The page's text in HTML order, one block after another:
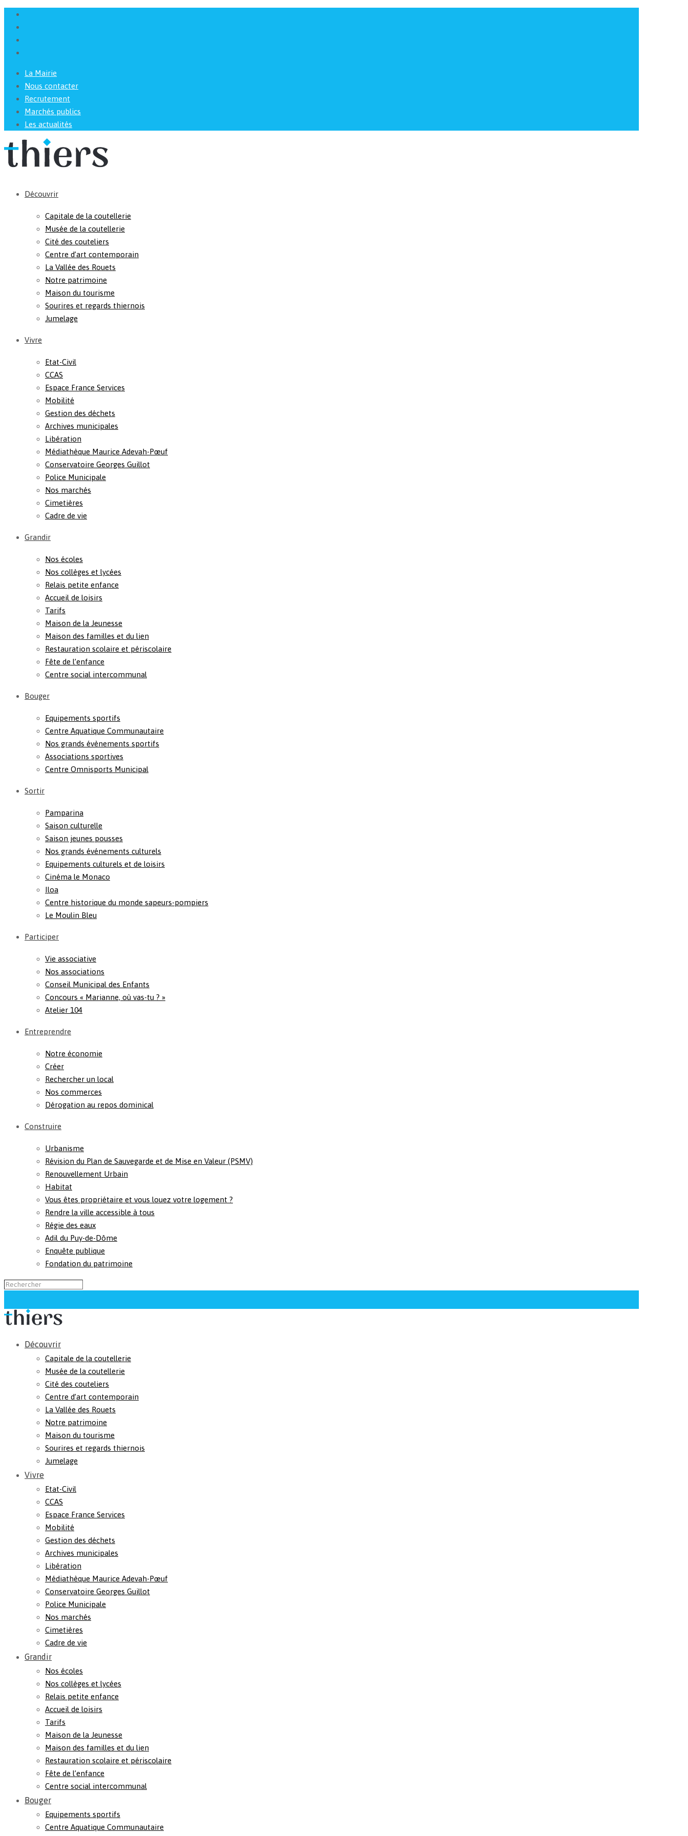
La Mairie
Nous contacter
Recrutement
Marchés publics
Les actualités
Découvrir
Capitale de la coutellerie
Musée de la coutellerie
Cité des couteliers
Centre d’art contemporain
La Vallée des Rouets
Notre patrimoine
Maison du tourisme
Sourires et regards thiernois
Jumelage
Vivre
Etat-Civil
CCAS
Espace France Services
Mobilité
Gestion des déchets
Archives municipales
Libération
Médiathèque Maurice Adevah-Pœuf
Conservatoire Georges Guillot
Police Municipale
Nos marchés
Cimetières
Cadre de vie
Grandir
Nos écoles
Nos collèges et lycées
Relais petite enfance
Accueil de loisirs
Tarifs
Maison de la Jeunesse
Maison des familles et du lien
Restauration scolaire et périscolaire
Fête de l’enfance
Centre social intercommunal
Bouger
Equipements sportifs
Centre Aquatique Communautaire
Nos grands évènements sportifs
Associations sportives
Centre Omnisports Municipal
Sortir
Pamparina
Saison culturelle
Saison jeunes pousses
Nos grands événements culturels
Equipements culturels et de loisirs
Cinéma le Monaco
Iloa
Centre historique du monde sapeurs-pompiers
Le Moulin Bleu
Participer
Vie associative
Nos associations
Conseil Municipal des Enfants
Concours « Marianne, où vas-tu ? »
Atelier 104
Entreprendre
Notre économie
Créer
Rechercher un local
Nos commerces
Dérogation au repos dominical
Construire
Urbanisme
Révision du Plan de Sauvegarde et de Mise en Valeur (PSMV)
Renouvellement Urbain
Habitat
Vous êtes propriétaire et vous louez votre logement ?
Rendre la ville accessible à tous
Régie des eaux
Adil du Puy-de-Dôme
Enquête publique
Fondation du patrimoine
Découvrir
Capitale de la coutellerie
Musée de la coutellerie
Cité des couteliers
Centre d’art contemporain
La Vallée des Rouets
Notre patrimoine
Maison du tourisme
Sourires et regards thiernois
Jumelage
Vivre
Etat-Civil
CCAS
Espace France Services
Mobilité
Gestion des déchets
Archives municipales
Libération
Médiathèque Maurice Adevah-Pœuf
Conservatoire Georges Guillot
Police Municipale
Nos marchés
Cimetières
Cadre de vie
Grandir
Nos écoles
Nos collèges et lycées
Relais petite enfance
Accueil de loisirs
Tarifs
Maison de la Jeunesse
Maison des familles et du lien
Restauration scolaire et périscolaire
Fête de l’enfance
Centre social intercommunal
Bouger
Equipements sportifs
Centre Aquatique Communautaire